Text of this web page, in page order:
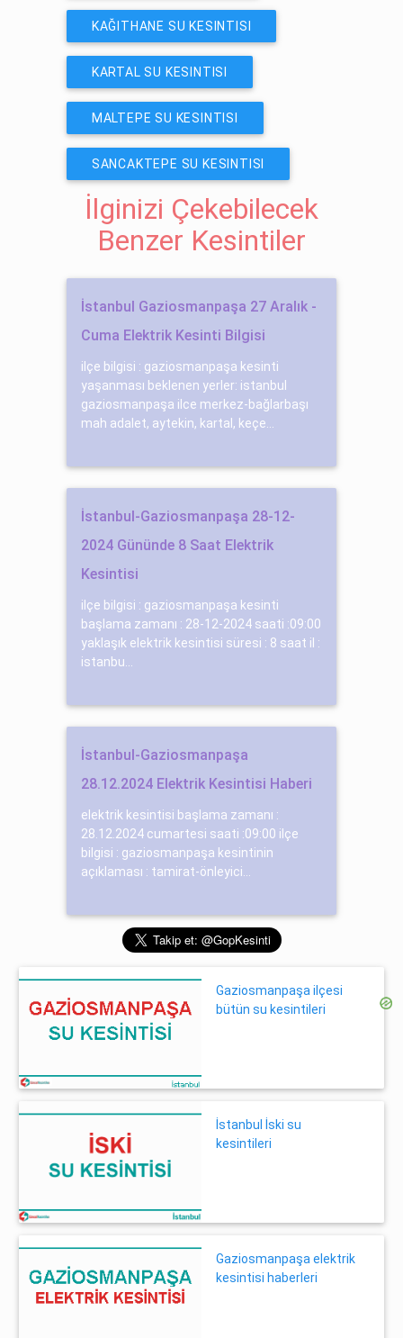
KAĞITHANE SU KESINTISI
KARTAL SU KESINTISI
MALTEPE SU KESINTISI
SANCAKTEPE SU KESINTISI
İlginizi Çekebilecek
Benzer Kesintiler
İstanbul Gaziosmanpaşa 27 Aralık -
Cuma Elektrik Kesinti Bilgisi
ilçe bilgisi : gaziosmanpaşa kesinti
yaşanması beklenen yerler: istanbul
gaziosmanpaşa ilce merkez-bağlarbaşı
mah adalet, aytekin, kartal, keçe...
İstanbul-Gaziosmanpaşa 28-12-
2024 Gününde 8 Saat Elektrik
Kesintisi
ilçe bilgisi : gaziosmanpaşa kesinti
başlama zamanı : 28-12-2024 saati :09:00
yaklaşık elektrik kesintisi süresi : 8 saat il :
istanbu...
İstanbul-Gaziosmanpaşa
28.12.2024 Elektrik Kesintisi Haberi
elektrik kesintisi başlama zamanı :
28.12.2024 cumartesi saati :09:00 ilçe
bilgisi : gaziosmanpaşa kesintinin
açıklaması : tamirat-önleyici...
Gaziosmanpaşa ilçesi
bütün su kesintileri
İstanbul İski su
kesintileri
Gaziosmanpaşa elektrik
kesintisi haberleri